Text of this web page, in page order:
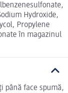
Hydroxide,
Propylene
în magazinul
până face spumă,